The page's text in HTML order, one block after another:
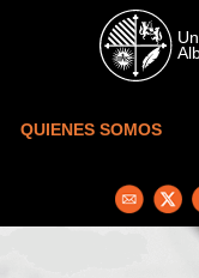
Skip to main content
QUIENES SOMOS